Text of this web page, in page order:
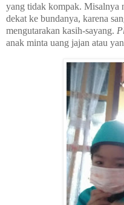
yang tidak kompak. Misalnya
dekat ke bundanya, karena
mengutarakan kasih-sayang.
anak minta uang jajan atau